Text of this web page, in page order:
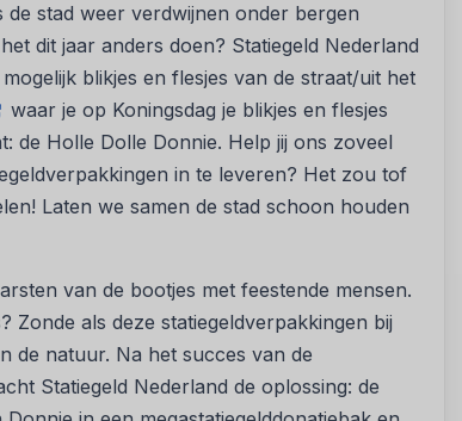
de stad weer verdwijnen onder bergen
dit jaar anders doen? Statiegeld Nederland
blikjes en flesjes van de straat/uit het
waar je op Koningsdag je blikjes en flesjes
de Holle Dolle Donnie. Help jij ons zoveel
in te leveren? Het zou tof
Laten we samen de stad schoon houden
van de bootjes met feestende mensen.
Zonde als deze statiegeldverpakkingen bij
de natuur. Na het succes van de
Statiegeld Nederland de oplossing: de